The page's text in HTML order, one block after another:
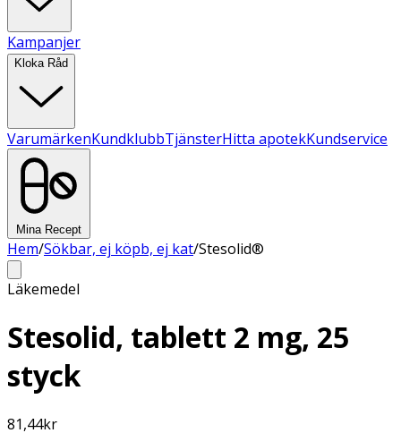
Kampanjer
Kloka Råd
VarumärkenKundklubbTjänsterHitta apotekKundservice
Mina Recept
Hem/Sökbar, ej köpb, ej kat/Stesolid®
Läkemedel
Stesolid, tablett 2 mg, 25
styck
81,44kr